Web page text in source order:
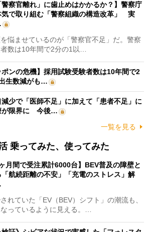
警察官離れ」に歯止めはかかるか？】警察庁
気で取り組む「警察組織の構造改革」 実
悩ませているのが「警察官不足」だ。警察
数は10年間で2分の1以…
ポンの危機】採用試験受験者数は10年間で2
生数減がも…
減少で「医師不足」に加えて「患者不足」に
が限界に 今後…
一覧を見る
乗ってみた、使ってみた
ヶ月間で受注累計6000台】BEV普及の障壁と
「航続距離の不安」「充電のストレス」解
れていた「EV（BEV）シフト」の潮流も、
っているように見える。…